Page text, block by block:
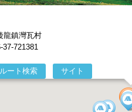
龍鎮灣瓦村
37-721381
ルート検索 サイト